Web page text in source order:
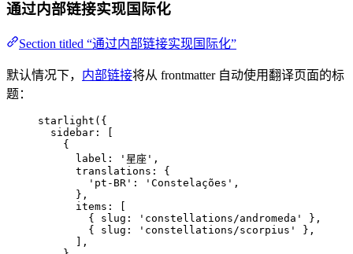
通过内部链接实现国际化
Section titled “通过内部链接实现国际化”
默认情况下， 内部链接将从 frontmatter 自动使用翻译页面的标
题：
starlight ({
sidebar: [
{
label:
' 星座 ' ,
translations: {
' pt-BR ' : ' Constelações ' ,
},
items: [
{ slug:
' constellations/andromeda '
},
{ slug:
' constellations/scorpius '
},
],